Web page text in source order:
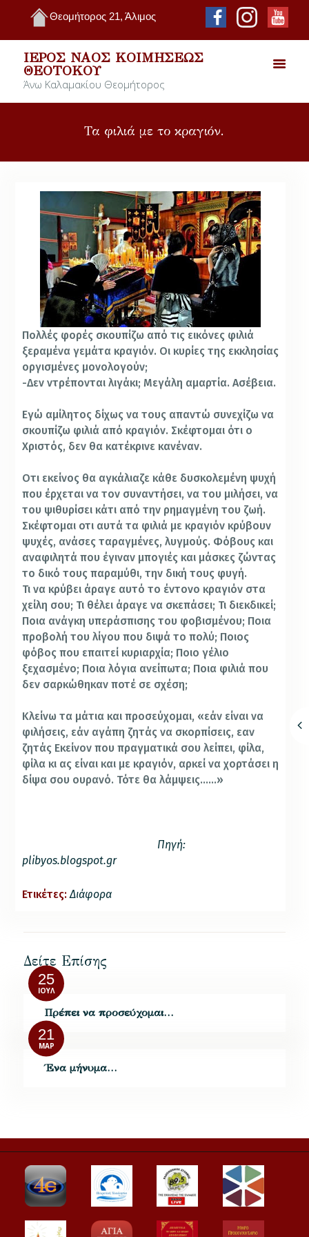
Θεομήτορος 21, Άλιμος
ΙΕΡΌΣ ΝΑΌΣ ΚΟΙΜΉΣΕΩΣ
ΘΕΟΤΌΚΟΥ
Άνω Καλαμακίου Θεομήτορος
Τα φιλιά με το κραγιόν.
Πολλές φορές σκουπίζω από τις εικόνες φιλιά
ξεραμένα γεμάτα κραγιόν. Οι κυρίες της εκκλησίας
οργισμένες μονολογούν;
-Δεν ντρέπονται λιγάκι; Μεγάλη αμαρτία. Ασέβεια.
Εγώ αμίλητος δίχως να τους απαντώ συνεχίζω να
σκουπίζω φιλιά από κραγιόν. Σκέφτομαι ότι ο
Χριστός, δεν θα κατέκρινε κανέναν.
Oτι εκείνος θα αγκάλιαζε κάθε δυσκολεμένη ψυχή
που έρχεται να τον συναντήσει, να του μιλήσει, να
του ψιθυρίσει κάτι από την ρημαγμένη του ζωή.
Σκέφτομαι οτι αυτά τα φιλιά με κραγιόν κρύβουν
ψυχές, ανάσες ταραγμένες, λυγμούς. Φόβους και
αναφιλητά που έγιναν μπογιές και μάσκες ζώντας
το δικό τους παραμύθι, την δική τους φυγή.
Τι να κρύβει άραγε αυτό το έντονο κραγιόν στα
χείλη σου; Τι θέλει άραγε να σκεπάσει; Τι διεκδικεί;
Ποια ανάγκη υπεράσπισης του φοβισμένου; Ποια
προβολή του λίγου που διψά το πολύ; Ποιος
φόβος που επαιτεί κυριαρχία; Ποιο γέλιο
ξεχασμένο; Ποια λόγια ανείπωτα; Ποια φιλιά που
δεν σαρκώθηκαν ποτέ σε σχέση;
Κλείνω τα μάτια και προσεύχομαι, «εάν είναι να
φιλήσεις, εάν αγάπη ζητάς να σκορπίσεις, εαν
ζητάς Εκείνον που πραγματικά σου λείπει, φίλα,
φίλα κι ας είναι και με κραγιόν, αρκεί να χορτάσει η
δίψα σου ουρανό. Τότε θα λάμψεις……»
Πηγή:
plibyos.blogspot.gr
Ετικέτες: Διάφορα
Δείτε Επίσης
25
ΙΟΎΛ
Πρέπει να προσεύχομαι…
21
ΜΑΡ
Ένα μήνυμα…